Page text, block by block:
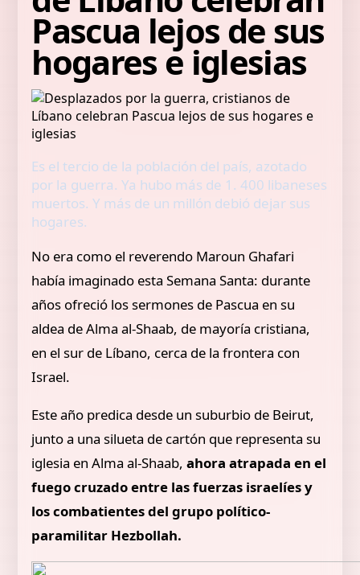
Pascua lejos de sus
hogares e iglesias
Es el tercio de la población del país, azotado
por la guerra. Ya hubo más de 1. 400 libaneses
muertos. Y más de un millón debió dejar sus
hogares.
No era como el reverendo Maroun Ghafari
había imaginado esta Semana Santa: durante
años ofreció los sermones de Pascua en su
aldea de Alma al-Shaab, de mayoría cristiana,
en el sur de Líbano, cerca de la frontera con
Israel.
Este año predica desde un suburbio de Beirut,
junto a una silueta de cartón que representa su
iglesia en Alma al-Shaab,ahora atrapada en el
fuego cruzado entre las fuerzas israelíes y
los combatientes del grupo político-
paramilitar Hezbollah.